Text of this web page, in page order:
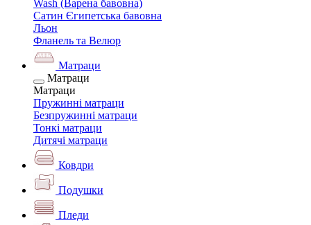
Wash (Варена бавовна)
Сатин Єгипетська бавовна
Льон
Фланель та Велюр
Матраци
Матраци
Матраци
Пружинні матраци
Безпружинні матраци
Тонкі матраци
Дитячі матраци
Ковдри
Подушки
Пледи